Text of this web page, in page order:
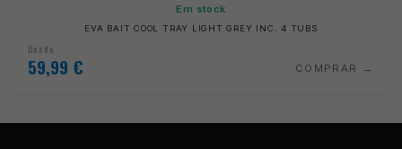
Em stock
EVA BAIT COOL TRAY LIGHT GREY INC. 4 TUBS
Desde
59,99 € COMPRAR